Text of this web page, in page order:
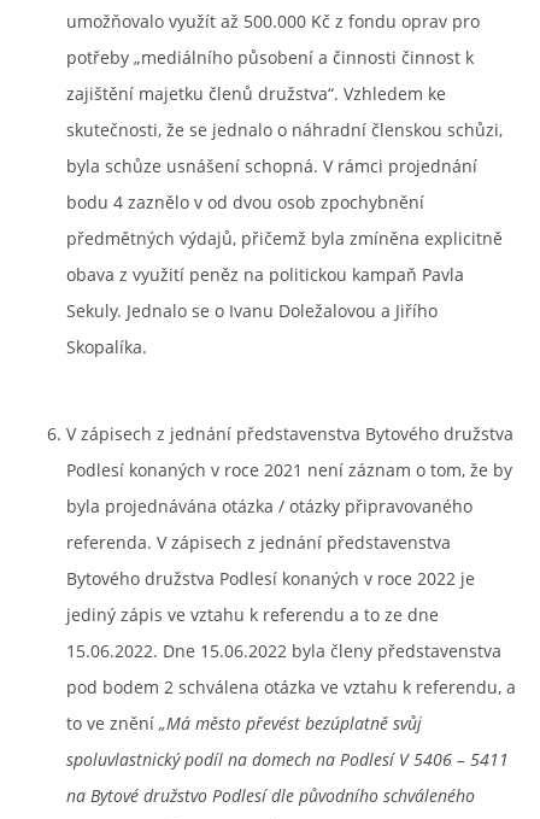
umožňovalo využít až 500.000 Kč z fondu oprav pro
potřeby „mediálního působení a činnosti činnost k
zajištění majetku členů družstva“. Vzhledem ke
skutečnosti, že se jednalo o náhradní členskou schůzi,
byla schůze usnášení schopná. V rámci projednání
bodu 4 zaznělo v od dvou osob zpochybnění
předmětných výdajů, přičemž byla zmíněna explicitně
obava z využití peněz na politickou kampaň Pavla
Sekuly. Jednalo se o Ivanu Doležalovou a Jiřího
Skopalíka.
V zápisech z jednání představenstva Bytového družstva
Podlesí konaných v roce 2021 není záznam o tom, že by
byla projednávána otázka / otázky připravovaného
referenda. V zápisech z jednání představenstva
Bytového družstva Podlesí konaných v roce 2022 je
jediný zápis ve vztahu k referendu a to ze dne
15.06.2022. Dne 15.06.2022 byla členy představenstva
pod bodem 2 schválena otázka ve vztahu k referendu, a
to ve znění „Má město převést bezúplatně svůj
spoluvlastnický podíl na domech na Podlesí V 5406 – 5411
na Bytové družstvo Podlesí dle původního schváleného